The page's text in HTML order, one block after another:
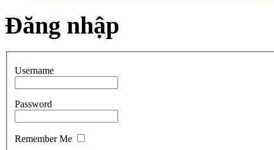
Đăng nhập
Username
Password
Remember Me